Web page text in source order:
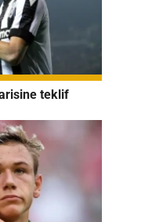
teklif